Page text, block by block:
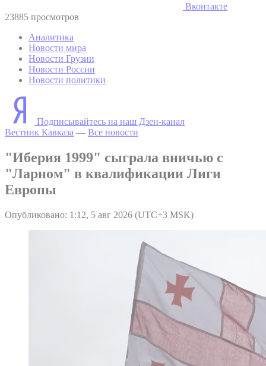
Вконтакте
23885 просмотров
Аналитика
Новости мира
Новости Грузии
Новости России
Новости политики
Подписывайтесь на наш Дзен-канал
Вестник Кавказа — Все новости
"Иберия 1999" сыграла вничью с
"Ларном" в квалификации Лиги
Европы
Опубликовано: 1:12, 5 авг 2026 (UTC+3 MSK)